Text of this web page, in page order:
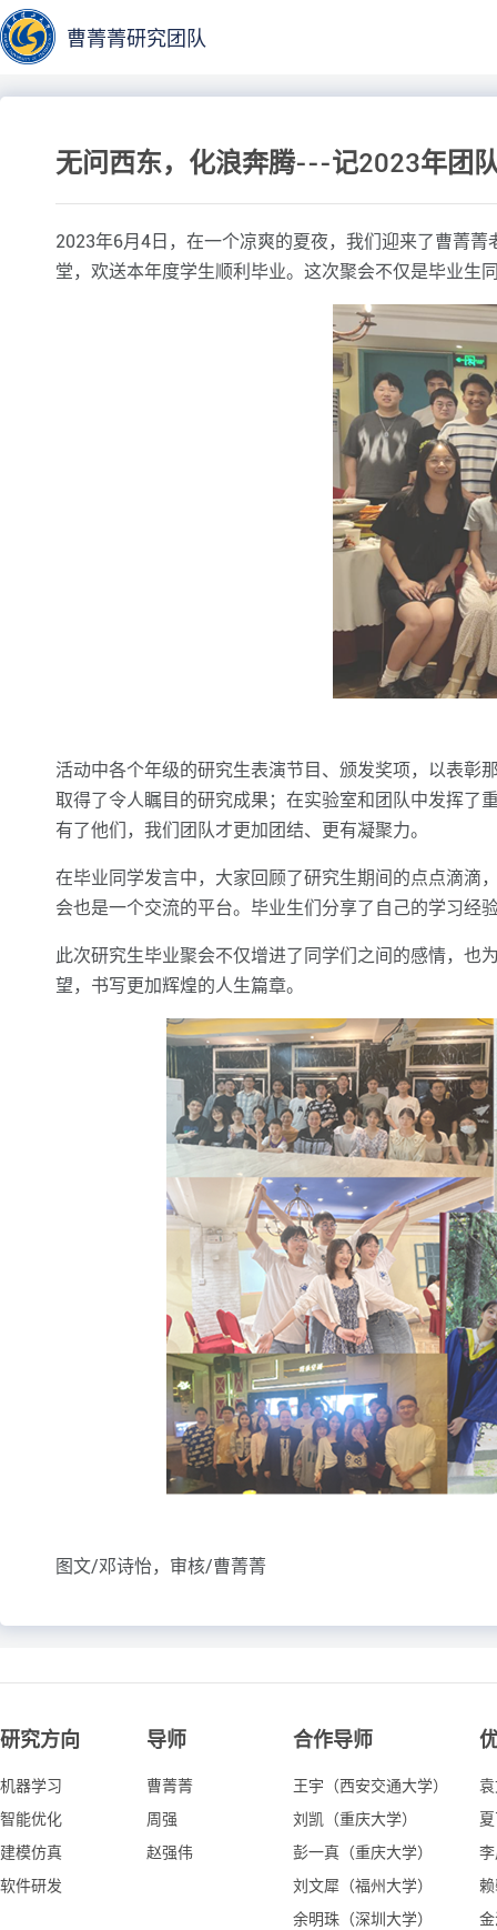
曹菁菁研究团队
无问西东，化浪奔腾---记2023年团
2023年6月4日，在一个凉爽的夏夜，我们迎来了曹菁
堂，欢送本年度学生顺利毕业。这次聚会不仅是毕业生
活动中各个年级的研究生表演节目、颁发奖项，以表彰
取得了令人瞩目的研究成果；在实验室和团队中发挥了
有了他们，我们团队才更加团结、更有凝聚力。
在毕业同学发言中，大家回顾了研究生期间的点点滴滴
会也是一个交流的平台。毕业生们分享了自己的学习经
此次研究生毕业聚会不仅增进了同学们之间的感情，也
望，书写更加辉煌的人生篇章。
图文/邓诗怡，审核/曹菁菁
研究方向
机器学习
智能优化
建模仿真
软件研发
导师
曹菁菁
周强
赵强伟
合作导师
王宇（西安交通大学）
刘凯（重庆大学）
彭一真（重庆大学）
刘文犀（福州大学）
余明珠（深圳大学）